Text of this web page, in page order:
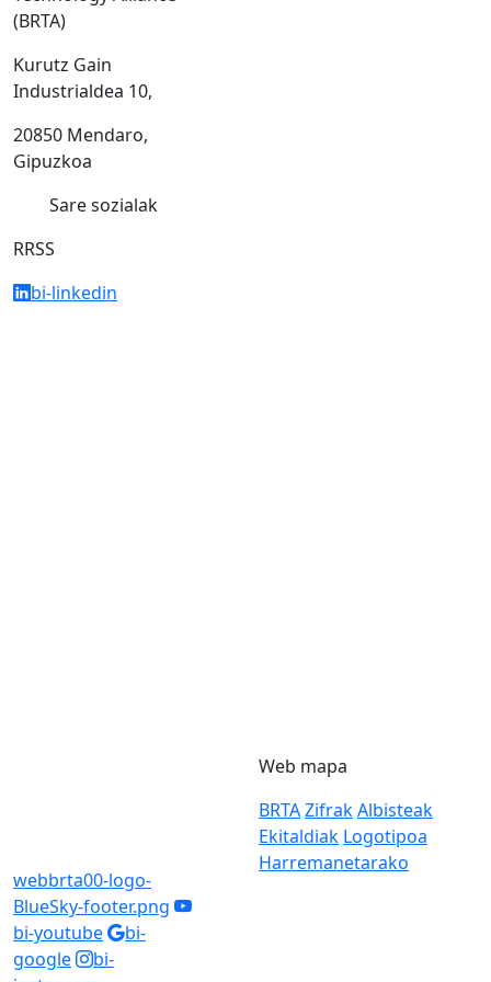
(BRTA)
Kurutz Gain
Industrialdea 10,
20850 Mendaro,
Gipuzkoa
Sare sozialak
RRSS
bi-linkedin
webbrta00-logo-
BlueSky-footer.png
bi-youtube
bi-
google
bi-
Web mapa
BRTAZifrakAlbisteak
Ekitaldiak Logotipoa
Harremanetarako